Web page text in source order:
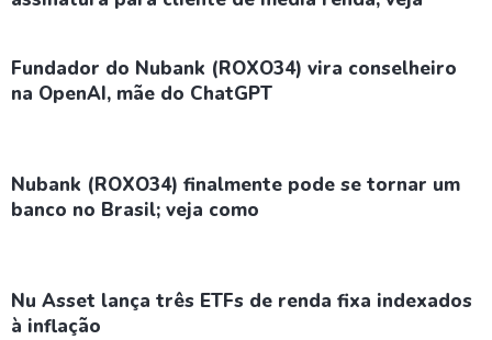
Fundador do Nubank (ROXO34) vira conselheiro
na OpenAI, mãe do ChatGPT
Nubank (ROXO34) finalmente pode se tornar um
banco no Brasil; veja como
Nu Asset lança três ETFs de renda fixa indexados
à inflação